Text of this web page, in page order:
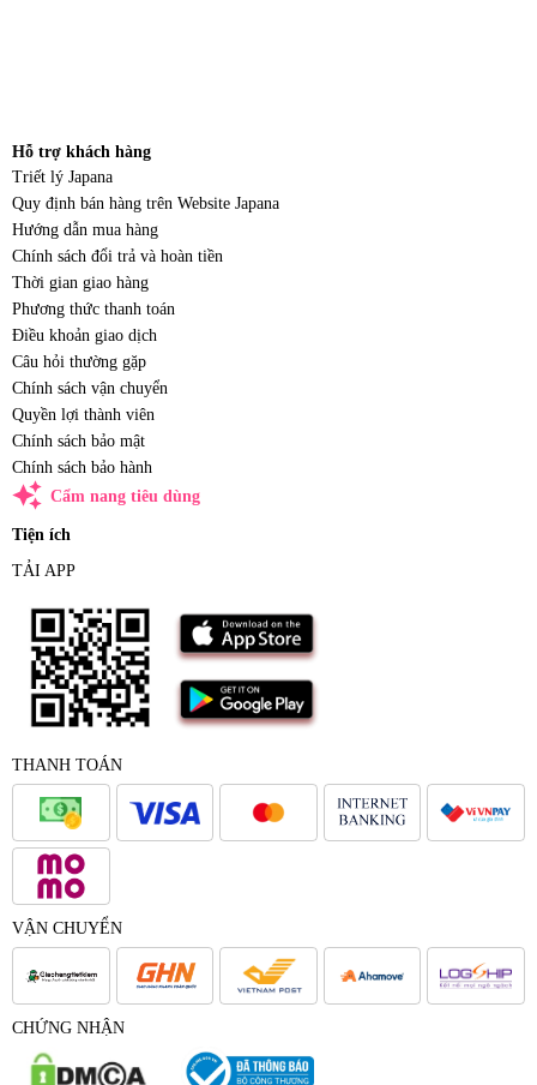
Hỗ trợ khách hàng
Triết lý Japana
Quy định bán hàng trên Website Japana
Hướng dẫn mua hàng
Chính sách đổi trả và hoàn tiền
Thời gian giao hàng
Phương thức thanh toán
Điều khoản giao dịch
Câu hỏi thường gặp
Chính sách vận chuyển
Quyền lợi thành viên
Chính sách bảo mật
Chính sách bảo hành
auto_awesome Cẩm nang tiêu dùng
Tiện ích
TẢI APP
THANH TOÁN
VẬN CHUYỂN
CHỨNG NHẬN